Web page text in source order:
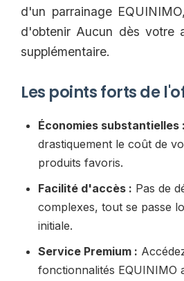
d'un parrainage
d'obtenir Aucun dès votre
supplémentaire.
Les points forts de
Économies substantielles :
drastiquement le coût de
produits favoris.
Facilité d'accès : Pas de
complexes, tout se passe
initiale.
Service Premium :
fonctionnalités EQUINIMO